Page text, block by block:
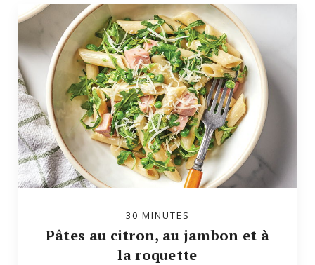
30 MINUTES
Pâtes au citron, au jambon et à
la roquette